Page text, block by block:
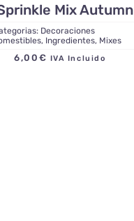
Mix Autumn
Decoraciones
, Ingredientes, Mixes
6,00 € IVA Incluido